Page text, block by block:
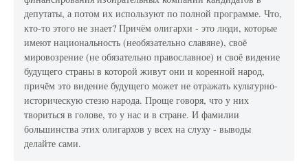
депутаты, а потом их используют по полной программе. Что,
кто-то этого не знает? Причём олигархи - это люди, которые
имеют национальность (необязательно славяне), своё
мировозрение (не обязательно православное) и своё видение
будущего страны в которой живут они и коренной народ,
причём это видение будущего может не отражать культурно-
историческую стезю народа. Проще говоря, что у них
твориться в голове, то у нас и в стране. И фамилии
большинства этих олигархов у всех на слуху - выводы
делайте сами.